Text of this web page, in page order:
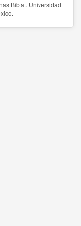
Biblat. Universidad